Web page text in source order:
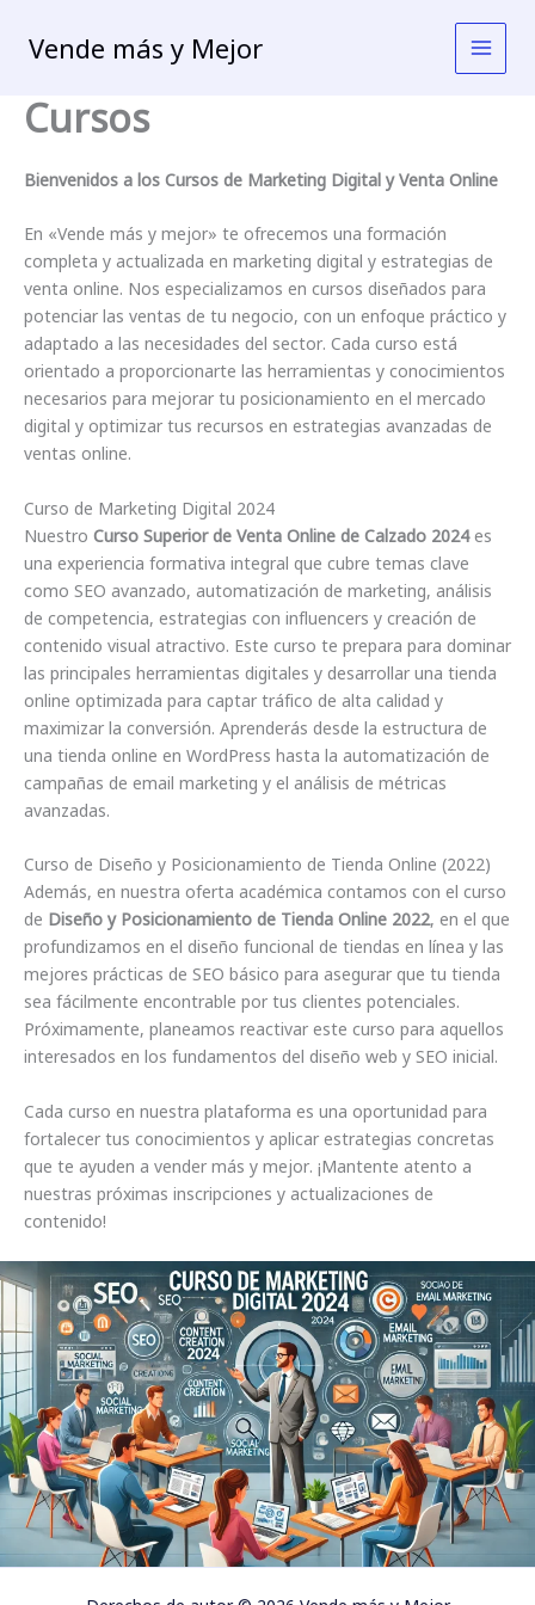
Vende más y Mejor
Cursos
Bienvenidos a los Cursos de Marketing Digital y Venta Online
En «Vende más y mejor» te ofrecemos una formación
completa y actualizada en marketing digital y estrategias de
venta online. Nos especializamos en cursos diseñados para
potenciar las ventas de tu negocio, con un enfoque práctico y
adaptado a las necesidades del sector. Cada curso está
orientado a proporcionarte las herramientas y conocimientos
necesarios para mejorar tu posicionamiento en el mercado
digital y optimizar tus recursos en estrategias avanzadas de
ventas online.
Curso de Marketing Digital 2024
Nuestro Curso Superior de Venta Online de Calzado 2024es
una experiencia formativa integral que cubre temas clave
como SEO avanzado, automatización de marketing, análisis
de competencia, estrategias con influencers y creación de
contenido visual atractivo. Este curso te prepara para dominar
las principales herramientas digitales y desarrollar una tienda
online optimizada para captar tráfico de alta calidad y
maximizar la conversión. Aprenderás desde la estructura de
una tienda online en WordPress hasta la automatización de
campañas de email marketing y el análisis de métricas
avanzadas​​​.
Curso de Diseño y Posicionamiento de Tienda Online (2022)
Además, en nuestra oferta académica contamos con el curso
de Diseño y Posicionamiento de Tienda Online 2022, en el que
profundizamos en el diseño funcional de tiendas en línea y las
mejores prácticas de SEO básico para asegurar que tu tienda
sea fácilmente encontrable por tus clientes potenciales.
Próximamente, planeamos reactivar este curso para aquellos
interesados en los fundamentos del diseño web y SEO inicial​​.
Cada curso en nuestra plataforma es una oportunidad para
fortalecer tus conocimientos y aplicar estrategias concretas
que te ayuden a vender más y mejor. ¡Mantente atento a
nuestras próximas inscripciones y actualizaciones de
contenido!